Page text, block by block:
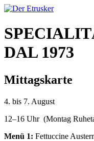
DAL 1973
Mittagskarte
4. bis 7. August
12–16 Uhr (Montag
Menü 1: Fettuccine